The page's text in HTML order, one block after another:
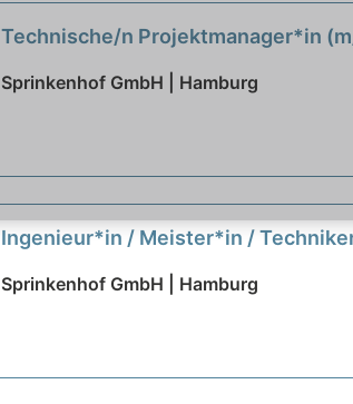
Technische/n Projektmanager*in
Sprinkenhof GmbH | Hamburg
Ingenieur*in / Meister*in /
Feuerwehrimmobilien
Sprinkenhof GmbH | Hamburg